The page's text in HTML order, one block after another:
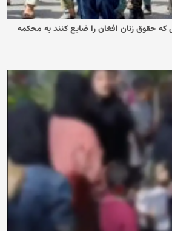
حقوق زنان افغان را ضایع کنند به محکمه